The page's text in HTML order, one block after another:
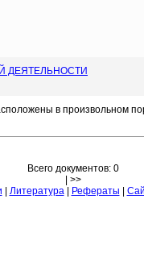
ДЕЯТЕЛЬНОСТИ
в произвольном
Всего документов: 0
| >>
Литература| Рефераты